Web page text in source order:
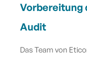
Vorbereitung
Audit
Das Team von